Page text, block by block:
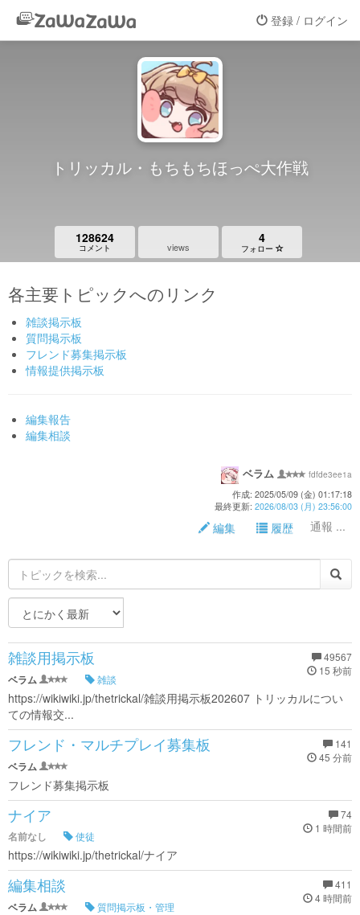
登録 / ログイン
トリッカル・もちもちほっぺ大作戦
128624
コメント views
4
フォロー
各主要トピックへのリンク
雑談掲示板
質問掲示板
フレンド募集掲示板
情報提供掲示板
編集報告
編集相談
ベラム
fdfde3ee1a
作成: 2025/05/09 (金) 01:17:18
最終更新: 2026/08/03 (月) 23:56:00
編集 履歴 通報 ...
49567
15 秒前
雑談用掲示板
ベラム 雑談
https://wikiwiki.jp/thetrickal/雑談用掲示板202607 トリッカルについ
ての情報交...
141
45 分前
フレンド・マルチプレイ募集板
ベラム
フレンド募集掲示板
74
1 時間前
ナイア
名前なし 使徒
https://wikiwiki.jp/thetrickal/ナイア
411
4 時間前
編集相談
ベラム 質問掲示板・管理